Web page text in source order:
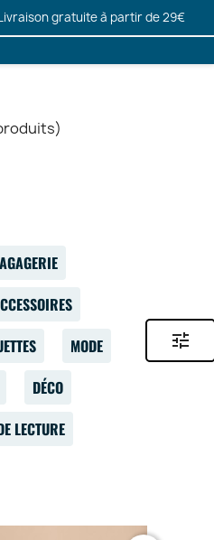
gratuite à partir de 29€
MODE
DÉCO
LECTURE
tune